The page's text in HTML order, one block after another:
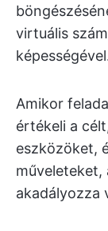
virtuális
Amikor
értékeli a
eszközöket,
műveleteket,
akadályozza